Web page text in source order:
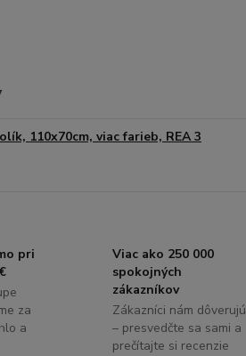
110x70cm, viac farieb, REA 3
pri
za
a
Viac ako 250 000
spokojných
zákazníkov
Zákazníci nám dôverujú
– presvedčte sa sami a
prečítajte si recenzie